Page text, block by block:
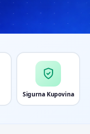
Sigurna Kupovina